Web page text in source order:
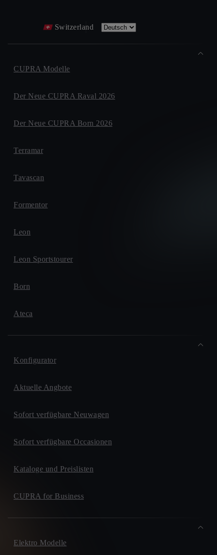
Switzerland
CUPRA Modelle
Der Neue CUPRA Raval 2026
Der Neue CUPRA Born 2026
Terramar
Tavascan
Formentor
Leon
Leon Sportstourer
Born
Ateca
Konfigurator
Aktuelle Angbote
Sofort verfügbare Neuwagen
Sofort verfügbare Occasionen
Kataloge und Preislisten
CUPRA for Business
Elektro Modelle